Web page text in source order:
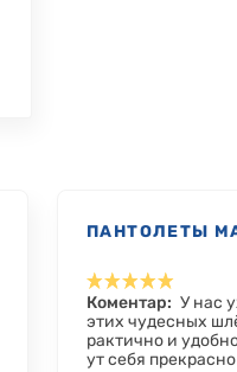
ПАНТОЛЕТЫ
Коментар: У нас
этих чудесных
рактично и
ут себя прекрасно